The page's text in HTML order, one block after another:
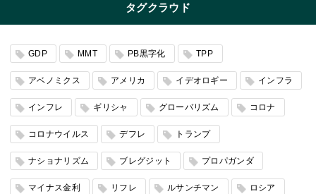
タグクラウド
GDP MMT PB黒字化 TPP
アベノミクス アメリカ イデオロギー インフラ
インフレ ギリシャ グローバリズム コロナ
コロナウイルス デフレ トランプ
ナショナリズム ブレグジット プロパガンダ
マイナス金利 リフレ ルサンチマン ロシア